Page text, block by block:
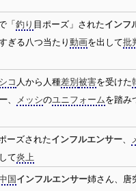
「 釣り 目ポーズ」されたインフ
ぎる八つ当たり 動画を出して批
コ 人から人種差別 被害を受けた
、 メッシのユニフォームを踏み
ーズされたインフルエンサー、
て炎上
国 インフルエンサー姉さん、唐